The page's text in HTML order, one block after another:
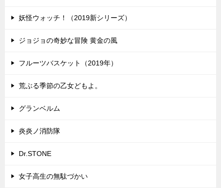
妖怪ウォッチ！（2019新シリーズ）
ジョジョの奇妙な冒険 黄金の風
フルーツバスケット（2019年）
荒ぶる季節の乙女どもよ。
グランベルム
炎炎ノ消防隊
Dr.STONE
女子高生の無駄づかい